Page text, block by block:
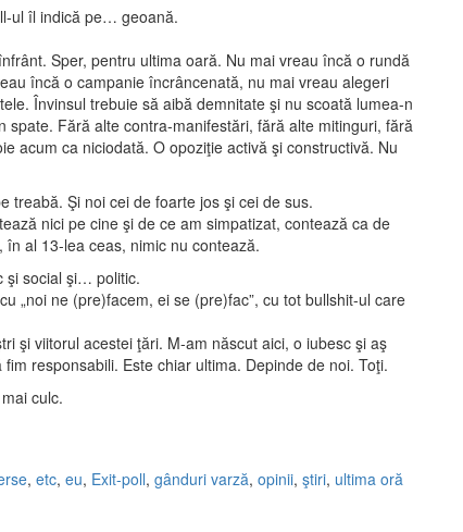
ul îl indică pe… geoană.
Sper, pentru ultima oară. Nu mai vreau încă o rundă
încă o campanie încrâncenată, nu mai vreau alegeri
Învinsul trebuie să aibă demnitate şi nu scoată lumea-n
Fără alte contra-manifestări, fără alte mitinguri, fără
acum ca niciodată. O opoziţie activă şi constructivă. Nu
treabă. Şi noi cei de foarte jos şi cei de sus.
nici pe cine şi de ce am simpatizat, contează ca de
al 13-lea ceas, nimic nu contează.
şi social şi… politic.
„noi ne (pre)facem, ei se (pre)fac”, cu tot bullshit-ul care
şi viitorul acestei ţări. M-am născut aici, o iubesc şi aş
responsabili. Este chiar ultima. Depinde de noi. Toţi.
culc.
, etc, eu, Exit-poll, gânduri varză, opinii, ştiri, ultima oră